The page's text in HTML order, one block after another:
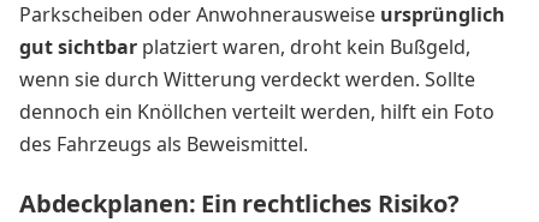
Parkscheiben oder Anwohnerausweise ursprünglich
gut sichtbar platziert waren, droht kein Bußgeld,
wenn sie durch Witterung verdeckt werden. Sollte
dennoch ein Knöllchen verteilt werden, hilft ein Foto
des Fahrzeugs als Beweismittel.
Abdeckplanen: Ein rechtliches Risiko?